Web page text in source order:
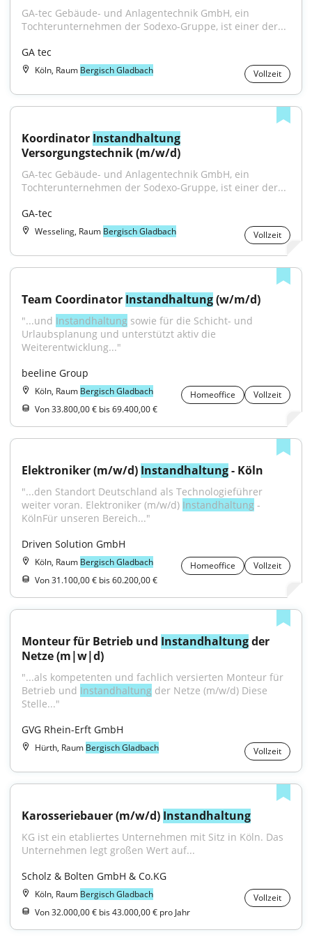
GA-tec Gebäude- und Anlagentechnik GmbH, ein
Tochterunternehmen der Sodexo-Gruppe, ist einer der...
GA tec
Köln, Raum Bergisch Gladbach Vollzeit
Koordinator Instandhaltung
Versorgungstechnik (m/w/d)
GA-tec Gebäude- und Anlagentechnik GmbH, ein
Tochterunternehmen der Sodexo-Gruppe, ist einer der...
GA-tec
Wesseling, Raum Bergisch Gladbach Vollzeit
Team Coordinator Instandhaltung (w/m/d)
"...und Instandhaltung sowie für die Schicht- und
Urlaubsplanung und unterstützt aktiv die
Weiterentwicklung..."
beeline Group
Köln, Raum Bergisch Gladbach Homeoffice
Vollzeit
Von 33.800,00 € bis 69.400,00 €
Elektroniker (m/w/d) Instandhaltung - Köln
"...den Standort Deutschland als Technologieführer
weiter voran. Elektroniker (m/w/d) Instandhaltung -
KölnFür unseren Bereich..."
Driven Solution GmbH
Köln, Raum Bergisch Gladbach Homeoffice
Vollzeit
Von 31.100,00 € bis 60.200,00 €
Monteur für Betrieb und Instandhaltung der
Netze (m|w|d)
"...als kompetenten und fachlich versierten Monteur für
Betrieb und Instandhaltung der Netze (m/w/d) Diese
Stelle..."
GVG Rhein-Erft GmbH
Hürth, Raum Bergisch Gladbach Vollzeit
Karosseriebauer (m/w/d) Instandhaltung
KG ist ein etabliertes Unternehmen mit Sitz in Köln. Das
Unternehmen legt großen Wert auf...
Scholz & Bolten GmbH & Co.KG
Köln, Raum Bergisch Gladbach
Vollzeit
Von 32.000,00 € bis 43.000,00 € pro Jahr